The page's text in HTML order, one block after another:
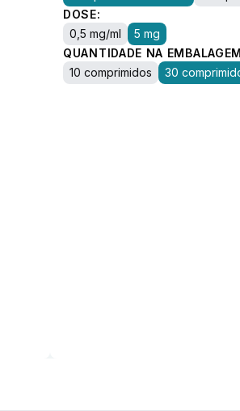
DOSE:
0,5 mg/ml
5 mg
QUANTIDADE NA
10 comprimidos
30